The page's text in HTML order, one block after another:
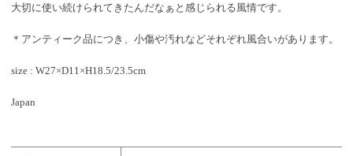
大切に使い続けられてきたんだなぁと感じられる風情です。
＊アンティーク品につき、小傷や汚れなどそれぞれ風合いがあります。
size : W27×D11×H18.5/23.5cm
Japan